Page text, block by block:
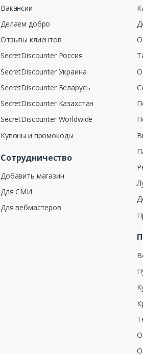
Вакансии
Делаем добро
Отзывы клиентов
SecretDiscounter Россия
SecretDiscounter Украина
SecretDiscounter Беларусь
SecretDiscounter Казахстан
SecretDiscounter Worldwide
Купоны и промокоды
Сотрудничество
Добавить магазин
Для СМИ
Для вебмастеров